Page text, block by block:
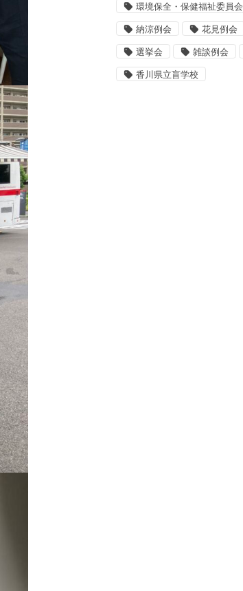
環境保全・保健福祉委員会
納涼例会 花見例会
選挙会 雑談例会
香川県立盲学校